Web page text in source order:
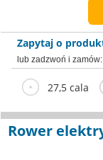
Zapytaj o
lub zadzwoń i zamów:
27,5 cala
Rower